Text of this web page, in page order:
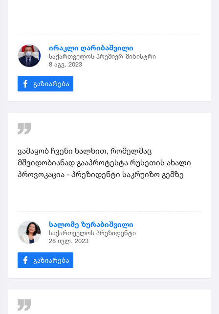
ირაკლი ღარიბაშვილი
საქართველოს პრემიერ-მინისტრი
8 აგვ. 2023
ვამაყობ ჩვენი ხალხით, რომელმაც
მშვიდობიანად გააპროტესტა რუსეთის ახალი
პროვოკაცია - პრეზიდენტი საკრუიზო გემზე
სალომე ზურაბიშვილი
საქართველოს პრეზიდენტი
28 ივლ. 2023